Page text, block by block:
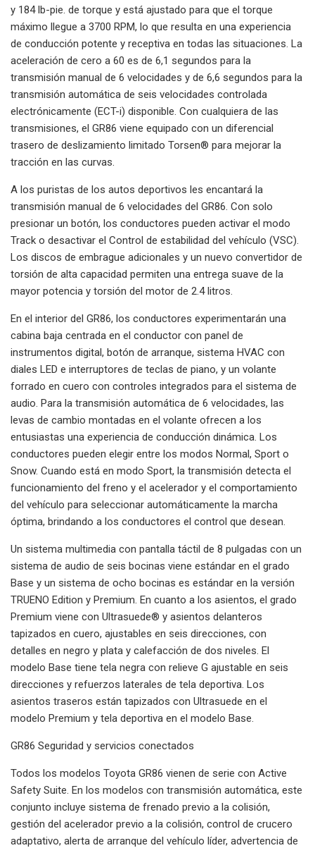
y 184 lb-pie. de torque y está ajustado para que el torque
máximo llegue a 3700 RPM, lo que resulta en una experiencia
de conducción potente y receptiva en todas las situaciones. La
aceleración de cero a 60 es de 6,1 segundos para la
transmisión manual de 6 velocidades y de 6,6 segundos para la
transmisión automática de seis velocidades controlada
electrónicamente (ECT-i) disponible. Con cualquiera de las
transmisiones, el GR86 viene equipado con un diferencial
trasero de deslizamiento limitado Torsen® para mejorar la
tracción en las curvas.
A los puristas de los autos deportivos les encantará la
transmisión manual de 6 velocidades del GR86. Con solo
presionar un botón, los conductores pueden activar el modo
Track o desactivar el Control de estabilidad del vehículo (VSC).
Los discos de embrague adicionales y un nuevo convertidor de
torsión de alta capacidad permiten una entrega suave de la
mayor potencia y torsión del motor de 2.4 litros.
En el interior del GR86, los conductores experimentarán una
cabina baja centrada en el conductor con panel de
instrumentos digital, botón de arranque, sistema HVAC con
diales LED e interruptores de teclas de piano, y un volante
forrado en cuero con controles integrados para el sistema de
audio. Para la transmisión automática de 6 velocidades, las
levas de cambio montadas en el volante ofrecen a los
entusiastas una experiencia de conducción dinámica. Los
conductores pueden elegir entre los modos Normal, Sport o
Snow. Cuando está en modo Sport, la transmisión detecta el
funcionamiento del freno y el acelerador y el comportamiento
del vehículo para seleccionar automáticamente la marcha
óptima, brindando a los conductores el control que desean.
Un sistema multimedia con pantalla táctil de 8 pulgadas con un
sistema de audio de seis bocinas viene estándar en el grado
Base y un sistema de ocho bocinas es estándar en la versión
TRUENO Edition y Premium. En cuanto a los asientos, el grado
Premium viene con Ultrasuede® y asientos delanteros
tapizados en cuero, ajustables en seis direcciones, con
detalles en negro y plata y calefacción de dos niveles. El
modelo Base tiene tela negra con relieve G ajustable en seis
direcciones y refuerzos laterales de tela deportiva. Los
asientos traseros están tapizados con Ultrasuede en el
modelo Premium y tela deportiva en el modelo Base.
GR86 Seguridad y servicios conectados
Todos los modelos Toyota GR86 vienen de serie con Active
Safety Suite. En los modelos con transmisión automática, este
conjunto incluye sistema de frenado previo a la colisión,
gestión del acelerador previo a la colisión, control de crucero
adaptativo, alerta de arranque del vehículo líder, advertencia de